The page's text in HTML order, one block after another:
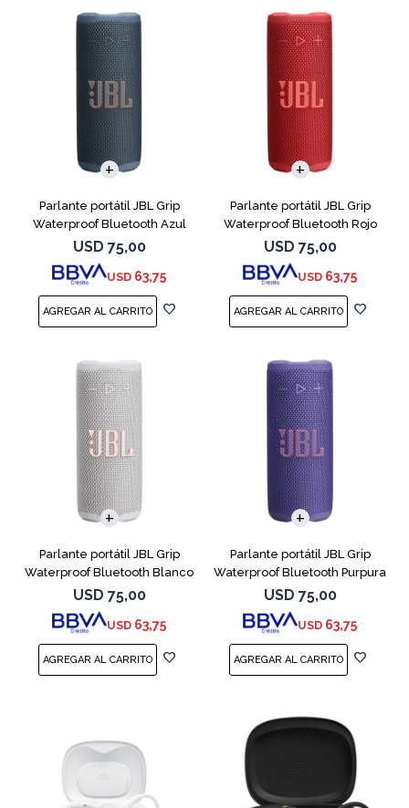
Parlante portátil JBL Grip
Waterproof Bluetooth Azul
USD 75,00
USD 63,75
Parlante portátil JBL Grip
Waterproof Bluetooth Rojo
USD 75,00
USD 63,75
Parlante portátil JBL Grip
Waterproof Bluetooth Blanco
USD 75,00
USD 63,75
Parlante portátil JBL Grip
Waterproof Bluetooth Purpura
USD 75,00
USD 63,75